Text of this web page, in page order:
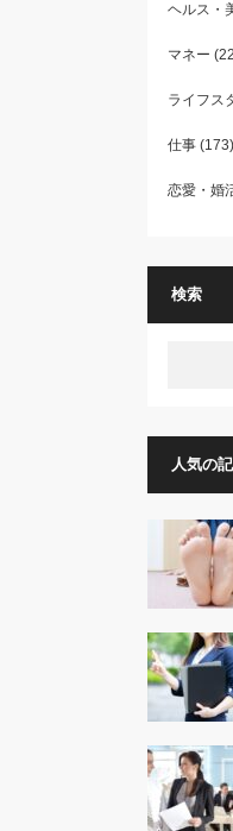
ヘルス・
マネー
ライフス
仕事(173)
恋愛・婚
検索
人気の